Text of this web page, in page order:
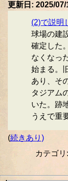
更新日: 2025/
(2)で説明
球場の建
確定した
なくなっ
始まる。
あり、そ
タジアム
いた。跡
うえで重
(続きあり)
カテゴリ: